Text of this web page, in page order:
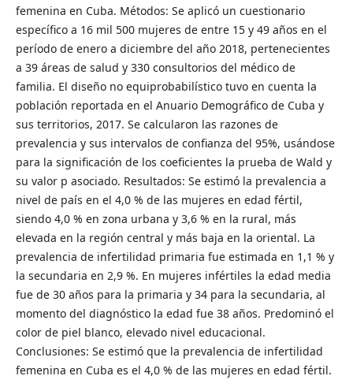
femenina en Cuba. Métodos: Se aplicó un cuestionario
específico a 16 mil 500 mujeres de entre 15 y 49 años en el
período de enero a diciembre del año 2018, pertenecientes
a 39 áreas de salud y 330 consultorios del médico de
familia. El diseño no equiprobabilístico tuvo en cuenta la
población reportada en el Anuario Demográfico de Cuba y
sus territorios, 2017. Se calcularon las razones de
prevalencia y sus intervalos de confianza del 95%, usándose
para la significación de los coeficientes la prueba de Wald y
su valor p asociado. Resultados: Se estimó la prevalencia a
nivel de país en el 4,0 % de las mujeres en edad fértil,
siendo 4,0 % en zona urbana y 3,6 % en la rural, más
elevada en la región central y más baja en la oriental. La
prevalencia de infertilidad primaria fue estimada en 1,1 % y
la secundaria en 2,9 %. En mujeres infértiles la edad media
fue de 30 años para la primaria y 34 para la secundaria, al
momento del diagnóstico la edad fue 38 años. Predominó el
color de piel blanco, elevado nivel educacional.
Conclusiones: Se estimó que la prevalencia de infertilidad
femenina en Cuba es el 4,0 % de las mujeres en edad fértil.